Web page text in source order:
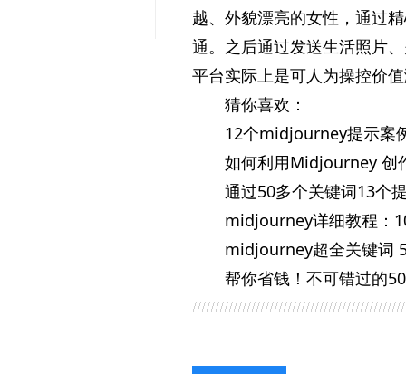
越、外貌漂亮的女性，通过
通。之后通过发送生活照片
平台实际上是可人为操控价
猜你喜欢：
12个midjourney提示案
如何利用Midjourney 创
通过50多个关键词13个
midjourney详细教程：
midjourney超全关键词
帮你省钱！不可错过的